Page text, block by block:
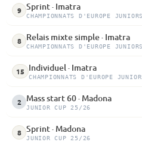
9 Sprint · Imatra
CHAMPIONNATS D'EUROPE
8 Relais mixte simple · Imatra
CHAMPIONNATS D'EUROPE
15 Individuel · Imatra
CHAMPIONNATS D'EUROPE
2 Mass start 60 · Madona
JUNIOR CUP 25/26
8 Sprint · Madona
JUNIOR CUP 25/26